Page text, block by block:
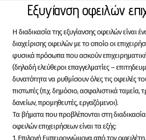
Skip to contentΕξυγίανση οφειλών
Η διαδικασία της εξυγίανσης οφειλών είναι
διαχείρισης οφειλών με το οποίο οι
φυσικά πρόσωπα που ασκούν
(δηλαδή ελεύθεροι επαγγελματίες –
δυνατότητα να ρυθμίσουν όλες τις οφειλές
πιστωτές (π.χ. δημόσιο, ασφαλιστικά ταμεία,
δανείων, προμηθευτές, εργαζόμενοι).
Tα βήματα που προβλέπονται στη διαδικασία
οφειλών επιχειρήσεων είναι τα εξής:
1. Επιλογή Εμπειρογνώμονα από τον